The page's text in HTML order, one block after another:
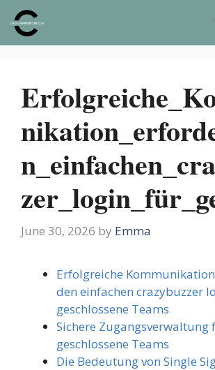
Skip
content
June 30, 2026 by Emma
Erfolgreiche
den einfachen crazybuzzer
geschlossene Teams
Sichere Zugangsverwaltung
geschlossene Teams
Die Bedeutung von Single